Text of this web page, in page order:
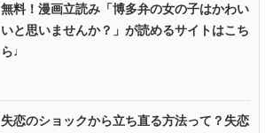
無料！漫画立読み「博多弁の女の子はかわい
いと思いませんか？」が読めるサイトはこち
ら♩
失恋のショックから立ち直る方法って？失恋